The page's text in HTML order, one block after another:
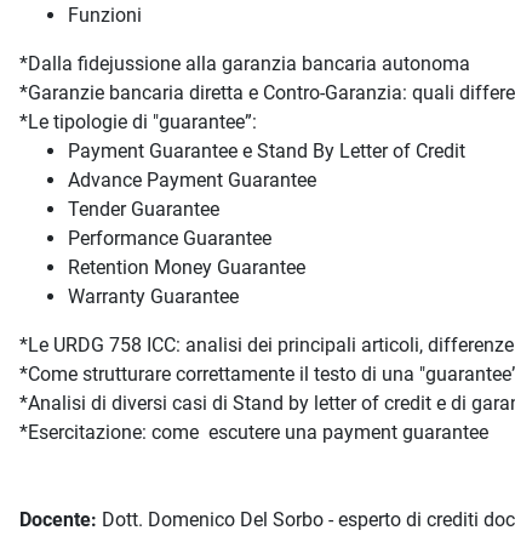
Funzioni
*Dalla fidejussione alla garanzia bancaria autonoma
*Garanzie bancaria diretta e Contro-Garanzia: quali
*Le tipologie di "guarantee”:
Payment Guarantee e Stand By Letter of Credit
Advance Payment Guarantee
Tender Guarantee
Performance Guarantee
Retention Money Guarantee
Warranty Guarantee
*Le URDG 758 ICC: analisi dei principali articoli,
*Come strutturare correttamente il testo di una
*Analisi di diversi casi di Stand by letter of credit e di
*Esercitazione: come escutere una payment guarantee
Docente: Dott. Domenico Del Sorbo - esperto di crediti